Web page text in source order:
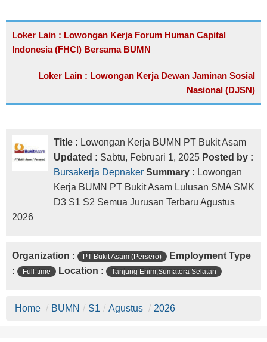
Loker Lain : Lowongan Kerja Forum Human Capital
Indonesia (FHCI) Bersama BUMN
Loker Lain : Lowongan Kerja Dewan Jaminan Sosial
Nasional (DJSN)
Title : Lowongan Kerja BUMN PT Bukit Asam
Updated : Sabtu, Februari 1, 2025 Posted by :
Bursakerja Depnaker Summary : Lowongan
Kerja BUMN PT Bukit Asam Lulusan SMA SMK
D3 S1 S2 Semua Jurusan Terbaru Agustus
2026
Organization : PT Bukit Asam (Persero)
Employment Type
:
Full-time Location : Tanjung Enim,Sumatera Selatan
Home / BUMN / S1 / Agustus / 2026